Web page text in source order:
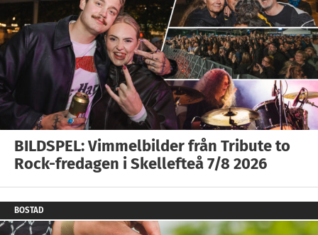
BILDSPEL: Vimmelbilder från Tribute to
Rock-fredagen i Skellefteå 7/8 2026
BOSTAD